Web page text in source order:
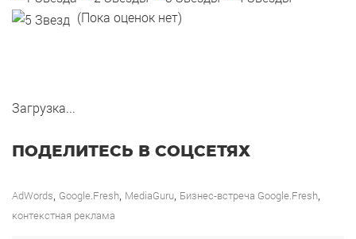
(Пока оценок нет)
Загрузка...
ПОДЕЛИТЕСЬ В СОЦСЕТЯХ
AdWords Google.Fresh MediaGuru Бизнес-встреча Google.Fresh
контекстная реклама